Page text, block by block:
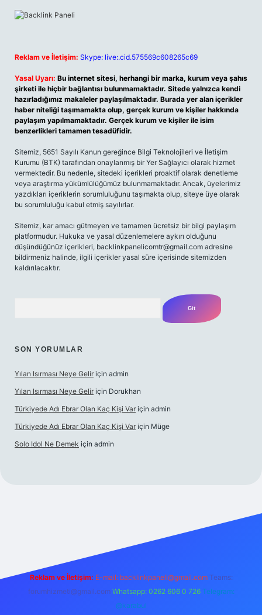
Reklam ve İletişim: Skype: live:.cid.575569c608265c69
Yasal Uyarı: Bu internet sitesi, herhangi bir marka, kurum veya şahıs
şirketi ile hiçbir bağlantısı bulunmamaktadır. Sitede yalnızca kendi
hazırladığımız makaleler paylaşılmaktadır. Burada yer alan içerikler
haber niteliği taşımamakta olup, gerçek kurum ve kişiler hakkında
paylaşım yapılmamaktadır. Gerçek kurum ve kişiler ile isim
benzerlikleri tamamen tesadüfidir.
Sitemiz, 5651 Sayılı Kanun gereğince Bilgi Teknolojileri ve İletişim
Kurumu (BTK) tarafından onaylanmış bir Yer Sağlayıcı olarak hizmet
vermektedir. Bu nedenle, sitedeki içerikleri proaktif olarak denetleme
veya araştırma yükümlülüğümüz bulunmamaktadır. Ancak, üyelerimiz
yazdıkları içeriklerin sorumluluğunu taşımakta olup, siteye üye olarak
bu sorumluluğu kabul etmiş sayılırlar.
Sitemiz, kar amacı gütmeyen ve tamamen ücretsiz bir bilgi paylaşım
platformudur. Hukuka ve yasal düzenlemelere aykırı olduğunu
düşündüğünüz içerikleri, backlinkpanelicomtr@gmail.com adresine
bildirmeniz halinde, ilgili içerikler yasal süre içerisinde sitemizden
kaldırılacaktır.
SON YORUMLAR
Yılan Isırması Neye Gelir için admin
Yılan Isırması Neye Gelir için Dorukhan
Türkiyede Adı Ebrar Olan Kaç Kişi Var için admin
Türkiyede Adı Ebrar Olan Kaç Kişi Var için Müge
Solo Idol Ne Demek için admin
Reklam ve İletişim: E-mail: backlinkpaneli@gmail.com Teams:
forumhizmeti@gmail.com Whatsapp: 0262 606 0 726 Telegram:
@karabul